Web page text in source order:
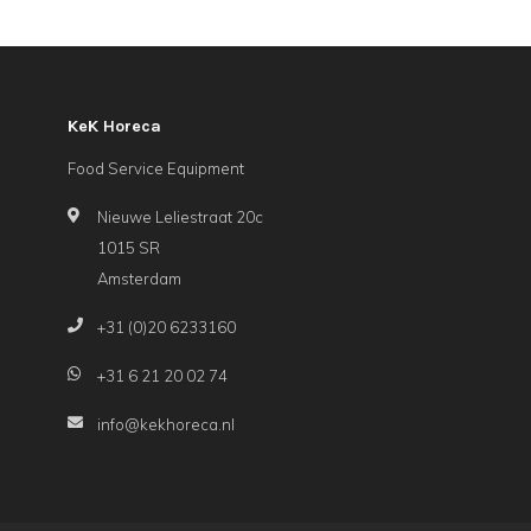
KeK Horeca
Food Service Equipment
Nieuwe Leliestraat 20c
1015 SR
Amsterdam
+31 (0)20 6233160
+31 6 21 20 02 74
info@kekhoreca.nl